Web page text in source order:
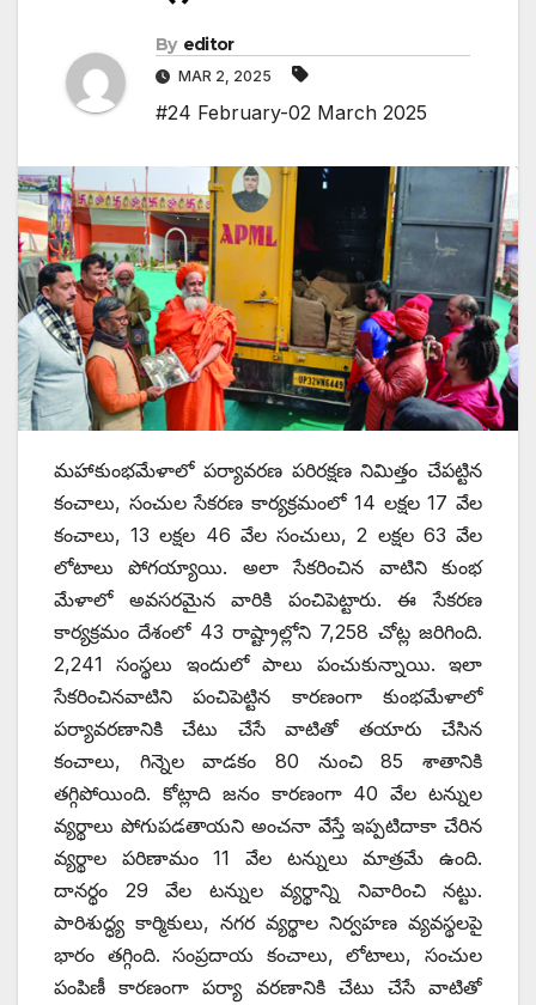
By editor
MAR 2, 2025
#24 February-02 March 2025
మహాకుంభమేళాలో పర్యావరణ పరిరక్షణ నిమిత్తం చేపట్టిన
కంచాలు, సంచుల సేకరణ కార్యక్రమంలో 14 లక్షల 17 వేల
కంచాలు, 13 లక్షల 46 వేల సంచులు, 2 లక్షల 63 వేల
లోటాలు పోగయ్యాయి. అలా సేకరించిన వాటిని కుంభ
మేళాలో అవసరమైన వారికి పంచిపెట్టారు. ఈ సేకరణ
కార్యక్రమం దేశంలో 43 రాష్ట్రాల్లోని 7,258 చోట్ల జరిగింది.
2,241 సంస్థలు ఇందులో పాలు పంచుకున్నాయి. ఇలా
సేకరించినవాటిని పంచిపెట్టిన కారణంగా కుంభమేళాలో
పర్యావరణానికి చేటు చేసే వాటితో తయారు చేసిన
కంచాలు, గిన్నెల వాడకం 80 నుంచి 85 శాతానికి
తగ్గిపోయింది. కోట్లాది జనం కారణంగా 40 వేల టన్నుల
వ్యర్థాలు పోగుపడతాయని అంచనా వేస్తే ఇప్పటిదాకా చేరిన
వ్యర్థాల పరిణామం 11 వేల టన్నులు మాత్రమే ఉంది.
దానర్థం 29 వేల టన్నుల వ్యర్థాన్ని నివారించి నట్టు.
పారిశుద్ధ్య కార్మికులు, నగర వ్యర్థాల నిర్వహణ వ్యవస్థలపై
భారం తగ్గింది. సంప్రదాయ కంచాలు, లోటాలు, సంచుల
పంపిణీ కారణంగా పర్యా వరణానికి చేటు చేసే వాటితో